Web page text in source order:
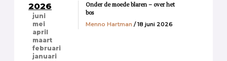
2026
juni
mei
april
maart
februari
januari
Onder de moede blaren – over het
bos
Menno Hartman / 18 juni 2026